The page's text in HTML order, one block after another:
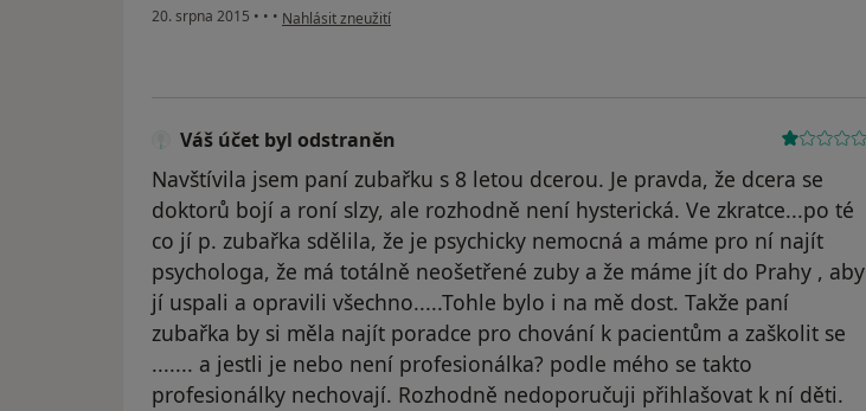
20. srpna 2015 • • • podle názoru uživatele Váš účet byl odstraněn
Nahlásit zneužití
Váš účet byl odstraněn
Navštívila jsem paní zubařku s 8 letou dcerou. Je pravda, že dcera se
doktorů bojí a roní slzy, ale rozhodně není hysterická. Ve zkratce...po té
co jí p. zubařka sdělila, že je psychicky nemocná a máme pro ní najít
psychologa, že má totálně neošetřené zuby a že máme jít do Prahy , aby
jí uspali a opravili všechno.....Tohle bylo i na mě dost. Takže paní
zubařka by si měla najít poradce pro chování k pacientům a zaškolit se
....... a jestli je nebo není profesionálka? podle mého se takto
profesionálky nechovají. Rozhodně nedoporučuji přihlašovat k ní děti.